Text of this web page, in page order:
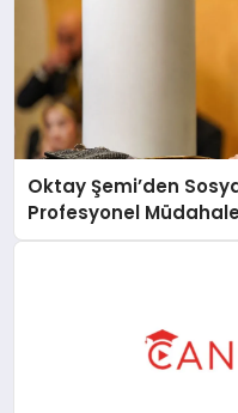
Oktay Şemi’den
Profesyonel